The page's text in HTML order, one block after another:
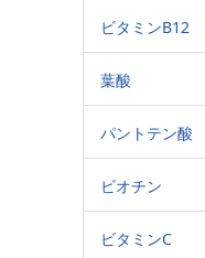
ビタミンB12
葉酸
パントテン酸
ビオチン
ビタミンC